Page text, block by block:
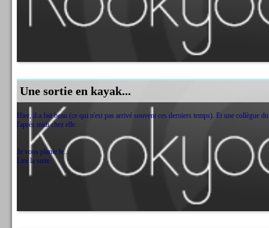
Une sortie en kayak...
Hier, il a fait beau (ce qui n'est pas arrivé souvent ces derniers temps). Et une collègue
l'après midi chez elle.
Je vous plante le...
Lire la suite